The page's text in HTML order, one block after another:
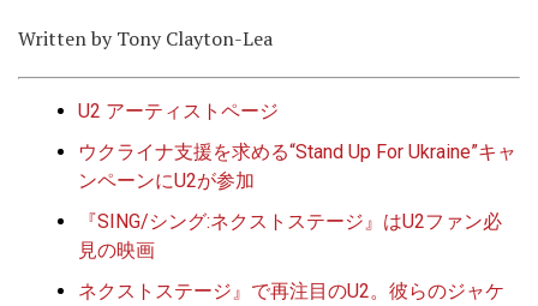
Written by Tony Clayton-Lea
U2 アーティストページ
ウクライナ支援を求める“Stand Up For Ukraine”キャ
ンペーンにU2が参加
『SING/シング:ネクストステージ』はU2ファン必
見の映画
ネクストステージ』で再注目のU2。彼らのジャケ